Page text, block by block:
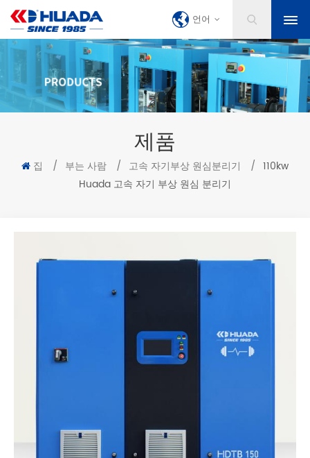
언어
제품
집 / 부는 사람 / 고속 자기부상 원심분리기 / 110kw
Huada 고속 자기 부상 원심 분리기